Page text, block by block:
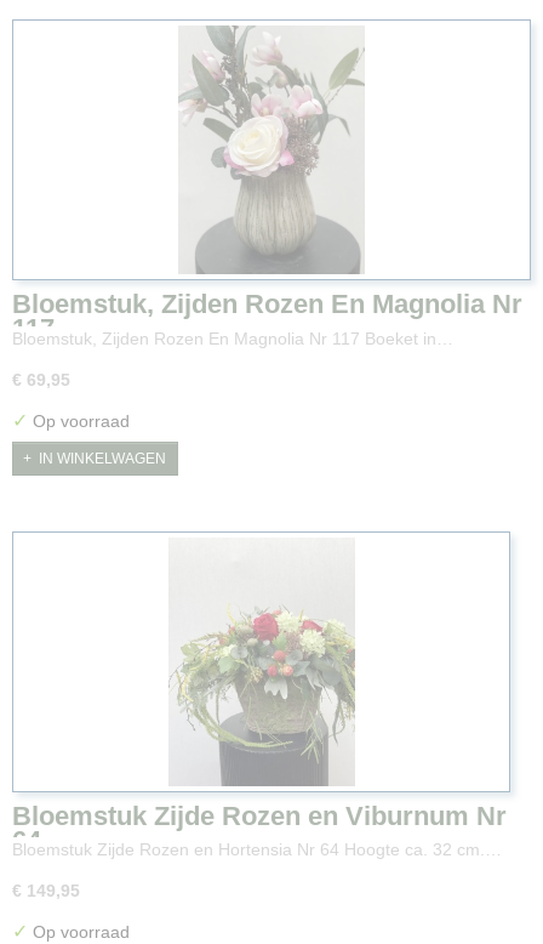
Bloemstuk, Zijden Rozen En Magnolia Nr
117
Bloemstuk, Zijden Rozen En Magnolia Nr 117 Boeket in…
€ 69,95
✓ Op voorraad
IN WINKELWAGEN
Bloemstuk Zijde Rozen en Viburnum Nr
64
Bloemstuk Zijde Rozen en Hortensia Nr 64 Hoogte ca. 32 cm.…
€ 149,95
✓ Op voorraad